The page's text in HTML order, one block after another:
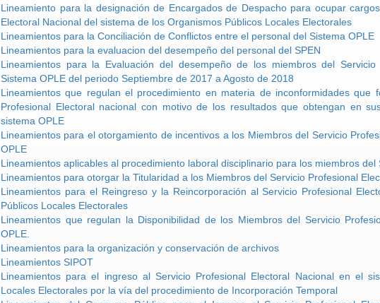
Lineamiento para la designación de Encargados de Despacho para ocupar
Electoral Nacional del sistema de los Organismos Públicos Locales Electorales
Lineamientos para la Conciliación de Conflictos entre el personal del Sistema OPLE
Lineamientos para la evaluacion del desempeño del personal del SPEN
Lineamientos para la Evaluación del desempeño de los miembros del
Sistema OPLE del periodo Septiembre de 2017 a Agosto de 2018
Lineamientos que regulan el procedimiento en materia de inconformidades que
Profesional Electoral nacional con motivo de los resultados que obtengan en
sistema OPLE
Lineamientos para el otorgamiento de incentivos a los Miembros del Servicio
OPLE
Lineamientos aplicables al procedimiento laboral disciplinario para los miembros del
Lineamientos para otorgar la Titularidad a los Miembros del Servicio Profesional
Lineamientos para el Reingreso y la Reincorporación al Servicio Profesional
Públicos Locales Electorales
Lineamientos que regulan la Disponibilidad de los Miembros del Servicio
OPLE.
Lineamientos para la organización y conservación de archivos
Lineamientos SIPOT
Lineamientos para el ingreso al Servicio Profesional Electoral Nacional en el
Locales Electorales por la vía del procedimiento de Incorporación Temporal